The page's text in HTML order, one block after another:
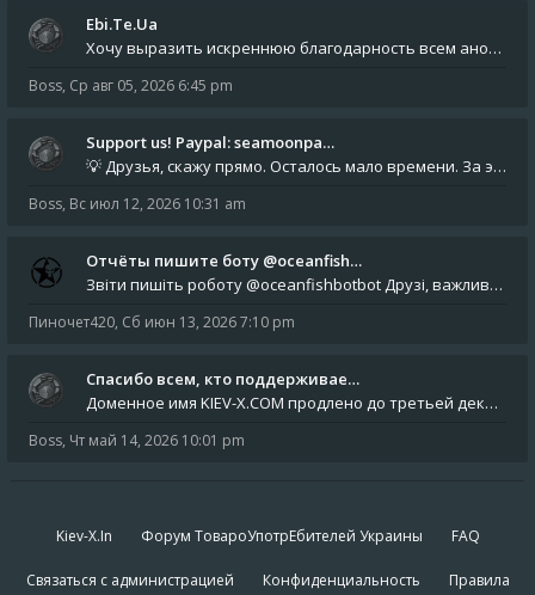
Ebi.Te.Ua
Хочу выразить искреннюю благодарность всем анонимным пользователям, которые поддержали наше сообщество финансово. Благод
Boss, Ср авг 05, 2026 6:45 pm
Support us! Paypal: seamoonpa…
💡 Друзья, скажу прямо. Осталось мало времени. За это время нам нужно закрыть последние обязательные расходы: около 500
Boss, Вс июл 12, 2026 10:31 am
Отчёты пишите боту @oceanfish…
Звіти пишіть роботу @oceanfishbotbot Друзі, важливе повідомлення для учасників форума. Основне звернення опублікован
Пиночет420, Сб июн 13, 2026 7:10 pm
Спасибо всем, кто поддерживае…
Доменное имя KIEV-X.COM продлено до третьей декады августа 2027 года! Спасибо всем анонимным пользователям, которые по
Boss, Чт май 14, 2026 10:01 pm
Kiev-X.In Форум ТовароУпотрЕбителей Украины FAQ
Связаться с администрацией Конфиденциальность Правила